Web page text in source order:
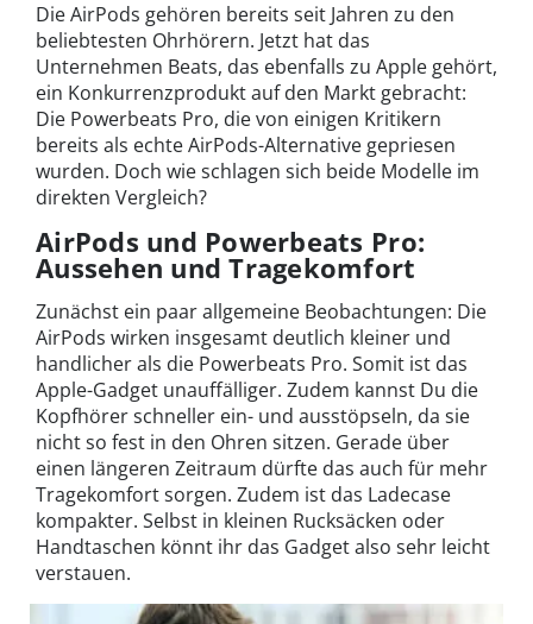
Die AirPods gehören bereits seit Jahren zu den
beliebtesten Ohrhörern. Jetzt hat das
Unternehmen Beats, das ebenfalls zu Apple gehört,
ein Konkurrenzprodukt auf den Markt gebracht:
Die Powerbeats Pro, die von einigen Kritikern
bereits als echte AirPods-Alternative gepriesen
wurden. Doch wie schlagen sich beide Modelle im
direkten Vergleich?
AirPods und Powerbeats Pro:
Aussehen und Tragekomfort
Zunächst ein paar allgemeine Beobachtungen: Die
AirPods wirken insgesamt deutlich kleiner und
handlicher als die Powerbeats Pro. Somit ist das
Apple-Gadget unauffälliger. Zudem kannst Du die
Kopfhörer schneller ein- und ausstöpseln, da sie
nicht so fest in den Ohren sitzen. Gerade über
einen längeren Zeitraum dürfte das auch für mehr
Tragekomfort sorgen. Zudem ist das Ladecase
kompakter. Selbst in kleinen Rucksäcken oder
Handtaschen könnt ihr das Gadget also sehr leicht
verstauen.